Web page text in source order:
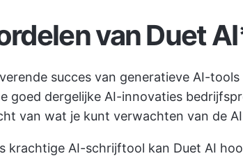
van Duet
succes van generatieve AI-tools
goed dergelijke AI-innovaties
van wat je kunt verwachten van de
krachtige AI-schrijftool kan Duet AI